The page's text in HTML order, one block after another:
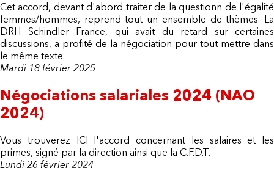
Cet accord, devant d'abord traiter de la questionn de l'égalité
femmes/hommes, reprend tout un ensemble de thèmes. La
DRH Schindler France, qui avait du retard sur certaines
discussions, a profité de la négociation pour tout mettre dans
le même texte.
Mardi 18 février 2025
Négociations salariales 2024 (NAO
2024)
Vous trouverez ICI l'accord concernant les salaires et les
primes, signé par la direction ainsi que la C.F.D.T.
Lundi 26 février 2024